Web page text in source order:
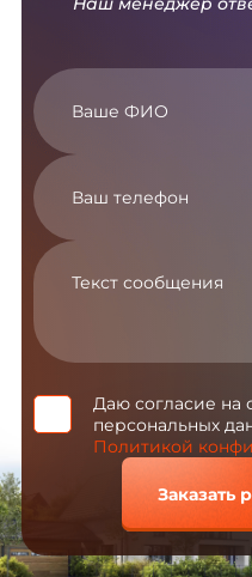
Даю согласие на
персональных
Политикой
Заказать